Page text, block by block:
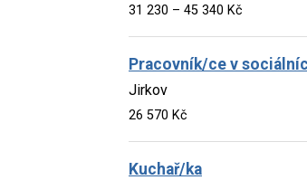
31 230 – 45 340 Kč
Pracovník/ce v
Jirkov
26 570 Kč
Kuchař/ka